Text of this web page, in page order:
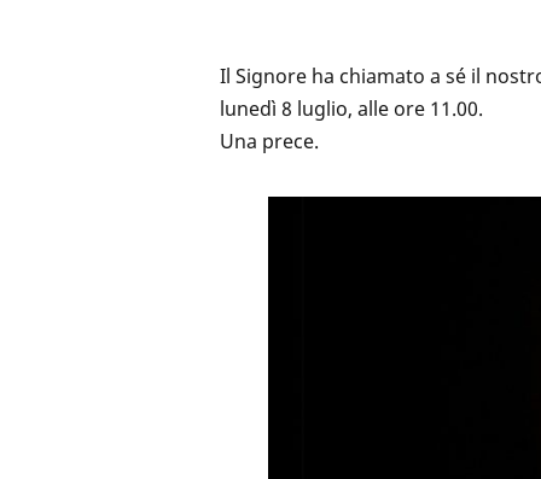
Il Signore ha chiamato a sé il
lunedì 8 luglio, alle ore 11.00.
Una prece.